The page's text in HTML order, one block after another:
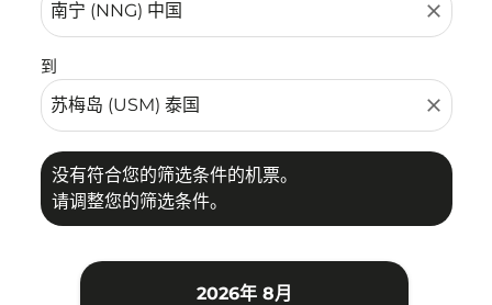
close
到
close
没有符合您的筛选条件的机票。
请调整您的筛选条件。
2026年 8月